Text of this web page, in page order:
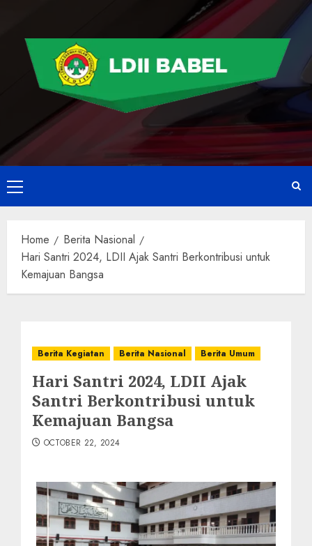
Home
Berita Nasional
Hari Santri 2024, LDII Ajak Santri Berkontribusi untuk
Kemajuan Bangsa
Berita Kegiatan Berita Nasional Berita Umum
Hari Santri 2024, LDII Ajak
Santri Berkontribusi untuk
Kemajuan Bangsa
OCTOBER 22, 2024